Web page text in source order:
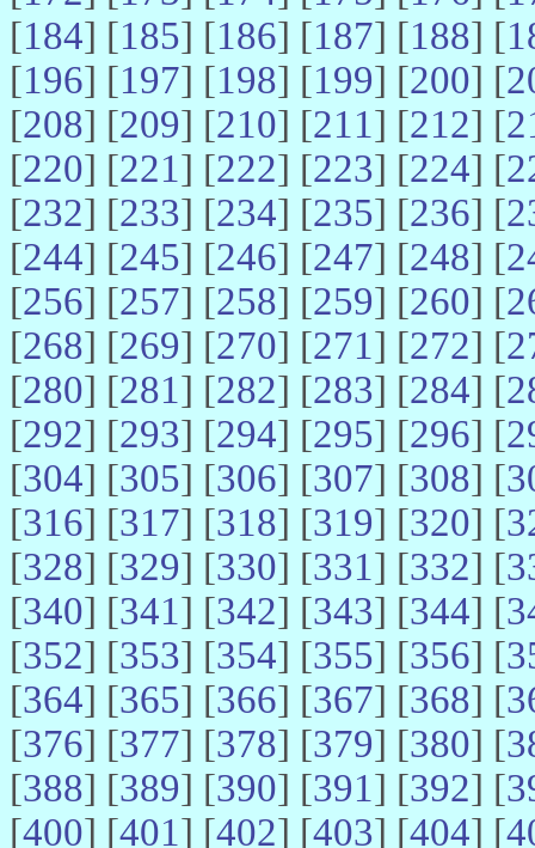
[184] [185] [186] [187] [188] [
[196] [197] [198] [199] [200] [
[208] [209] [210] [211] [212] [
[220] [221] [222] [223] [224] [
[232] [233] [234] [235] [236] [
[244] [245] [246] [247] [248] [
[256] [257] [258] [259] [260] [
[268] [269] [270] [271] [272] [
[280] [281] [282] [283] [284] [
[292] [293] [294] [295] [296] [
[304] [305] [306] [307] [308] [
[316] [317] [318] [319] [320] [
[328] [329] [330] [331] [332] [
[340] [341] [342] [343] [344] [
[352] [353] [354] [355] [356] [
[364] [365] [366] [367] [368] [
[376] [377] [378] [379] [380] [
[388] [389] [390] [391] [392] [
[400] [401] [402] [403] [404] [